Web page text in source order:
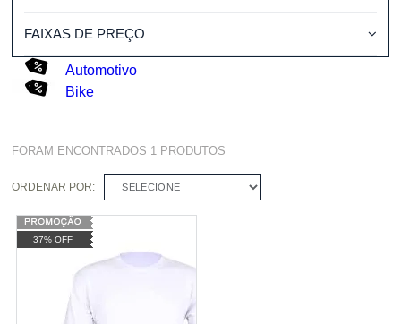
FAIXAS DE PREÇO
Automotivo
Bike
FORAM ENCONTRADOS 1 PRODUTOS
ORDENAR POR: SELECIONE
37% OFF